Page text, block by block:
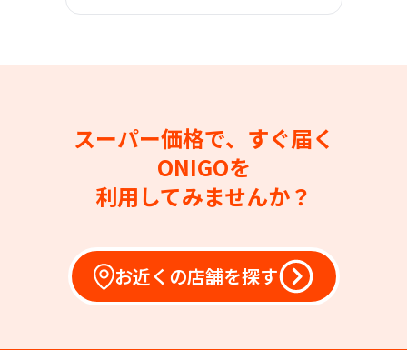
スーパー価格で、すぐ届く
ONIGOを
利用してみませんか？
お近くの店舗を探す